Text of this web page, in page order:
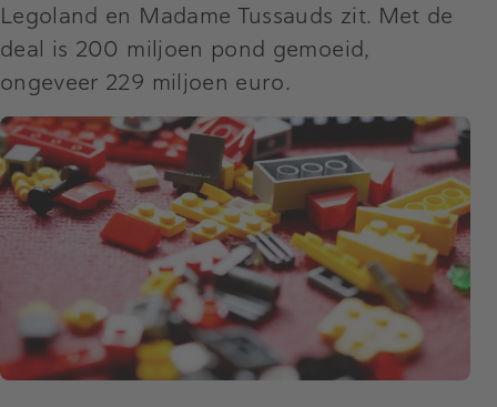
Legoland en Madame Tussauds zit. Met de
deal is 200 miljoen pond gemoeid,
ongeveer 229 miljoen euro.